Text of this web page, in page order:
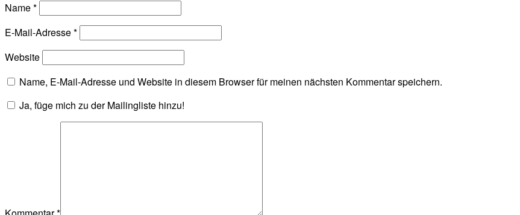
Name*
E-Mail-Adresse*
Website
Name, E-Mail-Adresse und Website in diesem Browser für meinen nächsten Kommentar speichern.
Ja, füge mich zu der Mailingliste hinzu!